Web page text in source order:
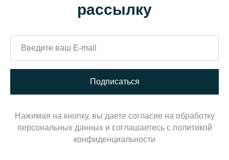
рассылку
Подписаться
Нажимая на кнопку, вы даете согласие на обработку
персональных данных и соглашаетесь c политикой
конфиденциальности